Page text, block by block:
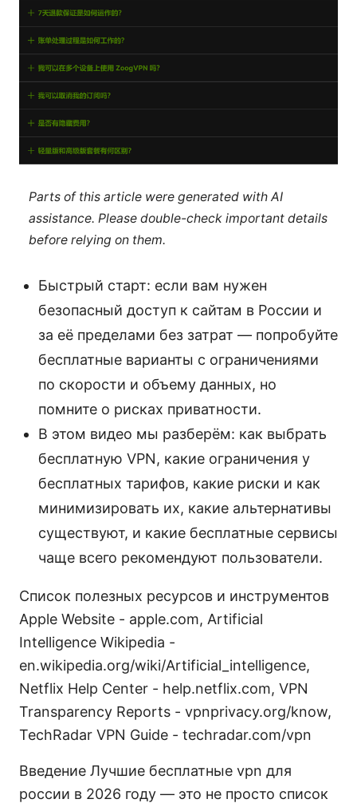
Parts of this article were generated with AI
assistance. Please double-check important details
before relying on them.
Быстрый старт: если вам нужен
безопасный доступ к сайтам в России и
за её пределами без затрат — попробуйте
бесплатные варианты с ограничениями
по скорости и объему данных, но
помните о рисках приватности.
В этом видео мы разберём: как выбрать
бесплатную VPN, какие ограничения у
бесплатных тарифов, какие риски и как
минимизировать их, какие альтернативы
существуют, и какие бесплатные сервисы
чаще всего рекомендуют пользователи.
Список полезных ресурсов и инструментов
Apple Website - apple.com, Artificial
Intelligence Wikipedia -
en.wikipedia.org/wiki/Artificial_intelligence,
Netflix Help Center - help.netflix.com, VPN
Transparency Reports - vpnprivacy.org/know,
TechRadar VPN Guide - techradar.com/vpn
Введение Лучшие бесплатные vpn для
россии в 2026 году — это не просто список